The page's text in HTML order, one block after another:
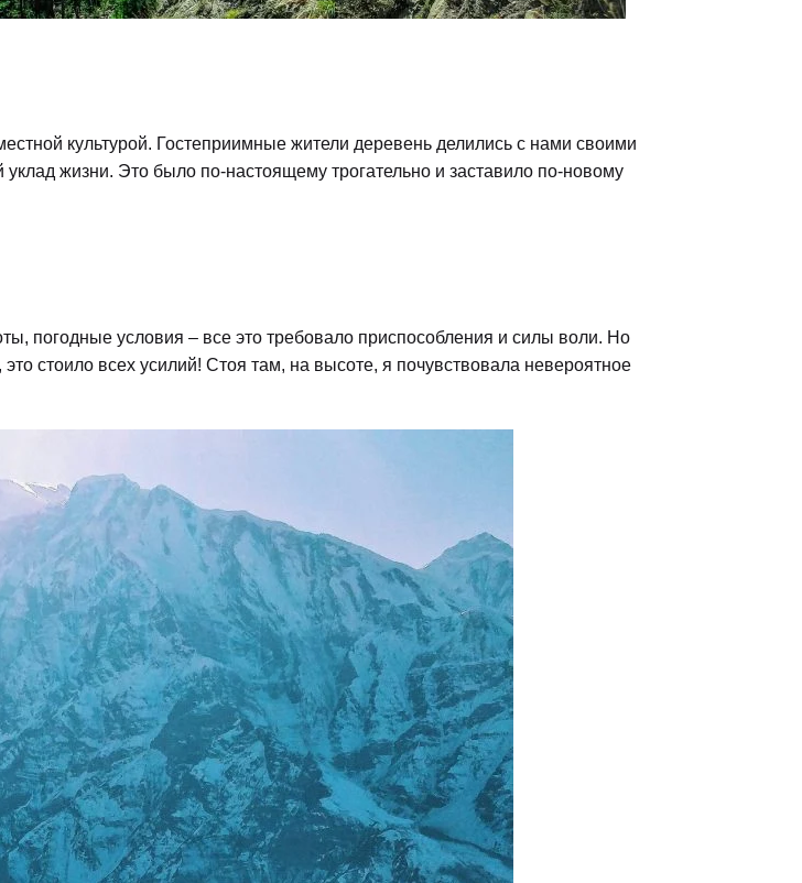
культурой. Гостеприимные жители деревень делились с нами своими
жизни. Это было по-настоящему трогательно и заставило по-новому
погодные условия – все это требовало приспособления и силы воли. Но
стоило всех усилий! Стоя там, на высоте, я почувствовала невероятное